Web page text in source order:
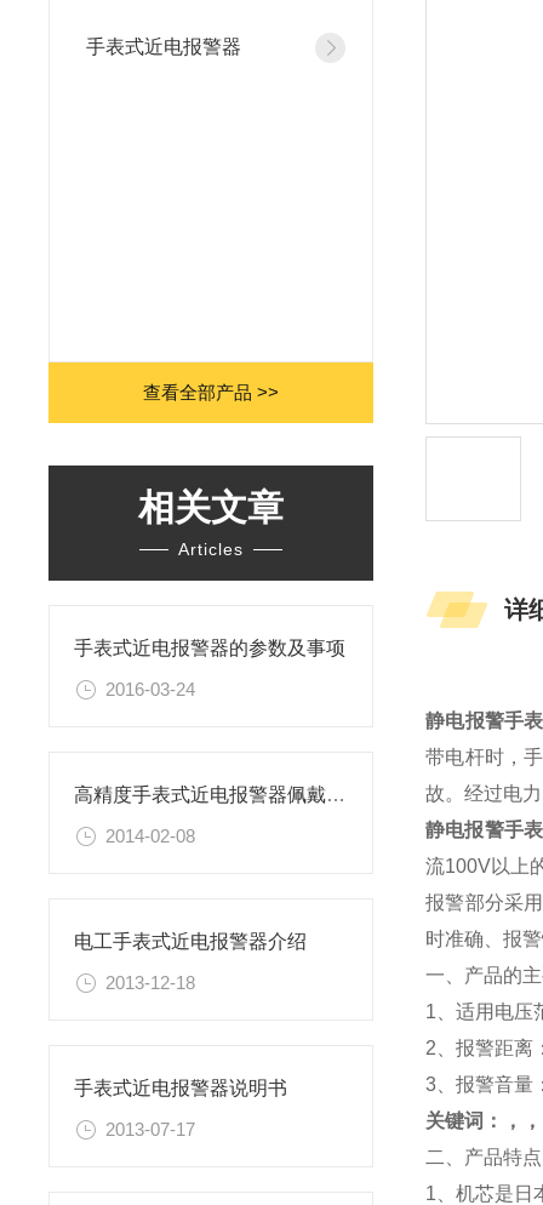
手表式近电报警器
查看全部产品 >>
相关文章
Articles
手表式近电报警器的参数及事项
2016-03-24
高精度手表式近电报警器佩戴说明
2014-02-08
电工手表式近电报警器介绍
2013-12-18
手表式近电报警器说明书
2013-07-17
详
静电报警手
带电杆时，
故。经过电
静电报警手
流100V以上
报警部分采
时准确、报
一、产品的
1、适用电压
2、报警距离
3、报警音量
关键词：，，
二、产品特点
1、机芯是日